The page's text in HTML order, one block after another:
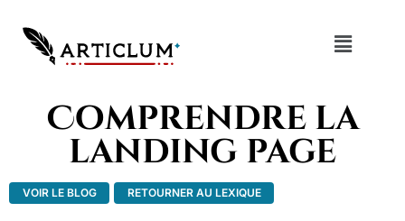
Comprendre la
landing page
VOIR LE BLOG RETOURNER AU LEXIQUE